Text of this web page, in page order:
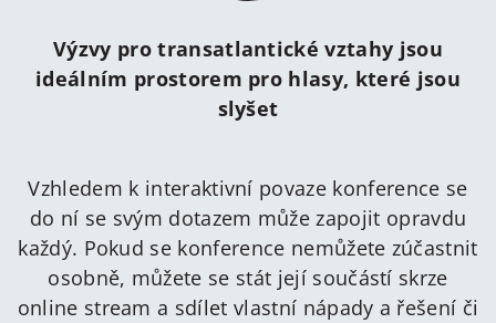
Výzvy pro transatlantické vztahy jsou
ideálním prostorem pro hlasy, které jsou
slyšet
Vzhledem k interaktivní povaze konference se
do ní se svým dotazem může zapojit opravdu
každý. Pokud se konference nemůžete zúčastnit
osobně, můžete se stát její součástí skrze
online stream a sdílet vlastní nápady a řešení či